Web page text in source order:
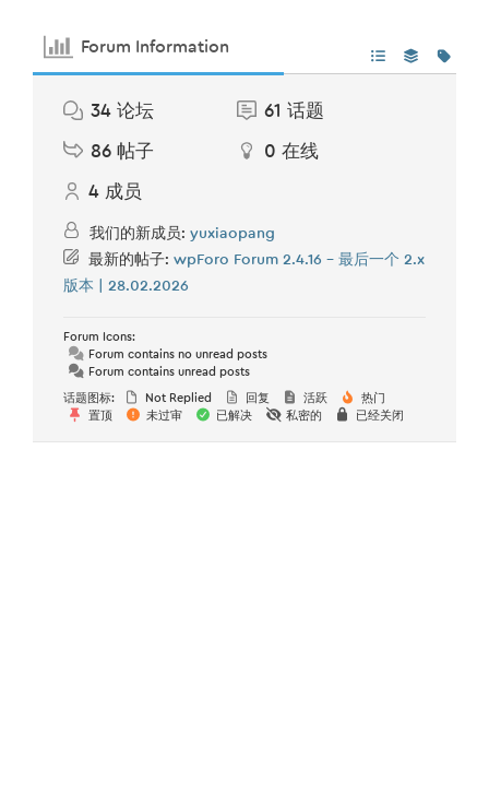
Forum Information
34 论坛 61 话题
86 帖子 0 在线
4 成员
我们的新成员: yuxiaopang
最新的帖子: wpForo Forum 2.4.16 – 最后一个 2.x
版本 | 28.02.2026
Forum Icons:
Forum contains no unread posts
Forum contains unread posts
话题图标: Not Replied 回复 活跃
热门
置顶
未过审 已解决 私密的 已经关闭